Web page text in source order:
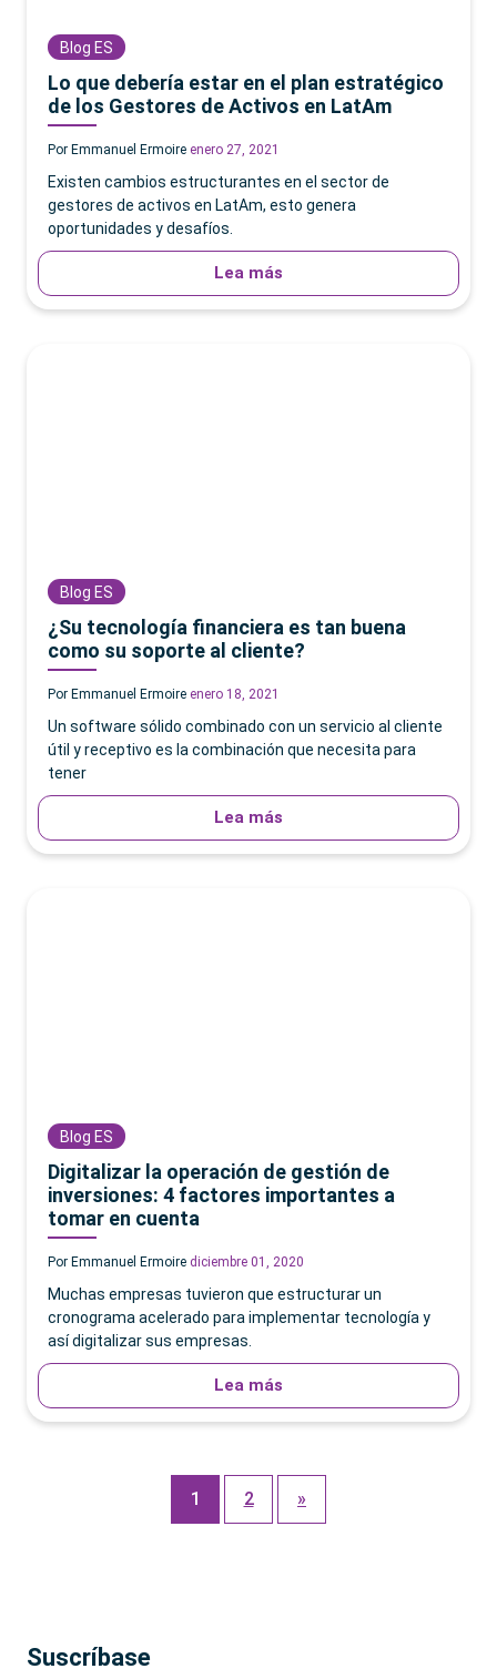
Blog ES
Lo que debería estar en el plan estratégico
de los Gestores de Activos en LatAm
Por Emmanuel Ermoire enero 27, 2021
Existen cambios estructurantes en el sector de
gestores de activos en LatAm, esto genera
oportunidades y desafíos.
Lea más
Blog ES
¿Su tecnología financiera es tan buena
como su soporte al cliente?
Por Emmanuel Ermoire enero 18, 2021
Un software sólido combinado con un servicio al cliente
útil y receptivo es la combinación que necesita para
tener
Lea más
Blog ES
Digitalizar la operación de gestión de
inversiones: 4 factores importantes a
tomar en cuenta
Por Emmanuel Ermoire diciembre 01, 2020
Muchas empresas tuvieron que estructurar un
cronograma acelerado para implementar tecnología y
así digitalizar sus empresas.
Lea más
1 2 »
Suscríbase